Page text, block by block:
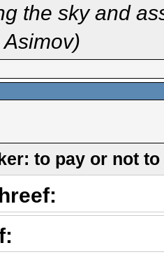
the sky and
to pay or not to